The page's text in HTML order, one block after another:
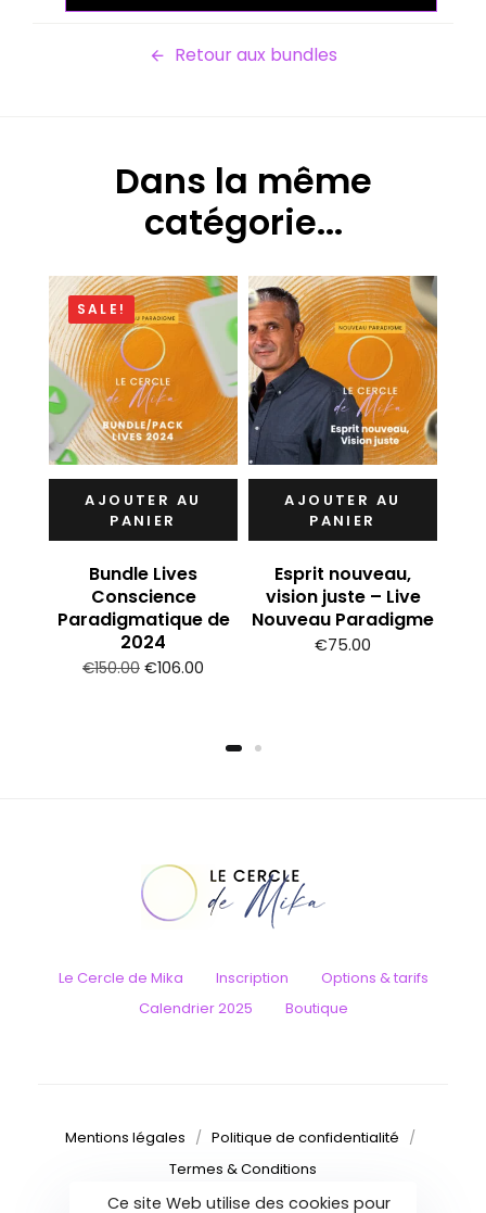
Retour aux bundles
Dans la même
catégorie...
SALE!
AJOUTER AU
PANIER
Bundle Lives
Conscience
Paradigmatique de
2024
€150.00 €106.00
AJOUTER AU
PANIER
Esprit nouveau,
vision juste – Live
Nouveau Paradigme
€75.00
Le Cercle de Mika Inscription
Options & tarifs
Calendrier 2025
Boutique
Mentions légales / Politique de confidentialité /
Termes & Conditions
Ce site Web utilise des cookies pour